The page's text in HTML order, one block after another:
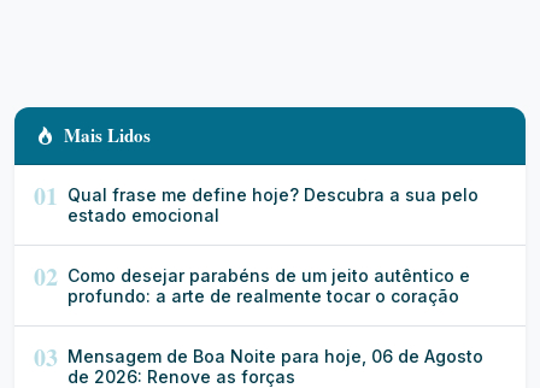
Mais Lidos
01 Qual frase me define hoje? Descubra a sua pelo
estado emocional
02 Como desejar parabéns de um jeito autêntico e
profundo: a arte de realmente tocar o coração
03 Mensagem de Boa Noite para hoje, 06 de Agosto
de 2026: Renove as forças